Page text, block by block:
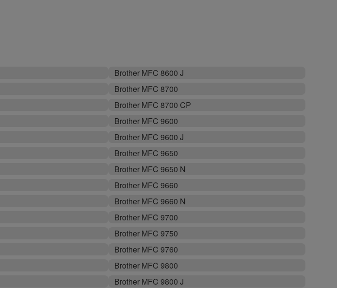
Brother MFC 8600 J
Brother MFC 8700
Brother MFC 8700 CP
Brother MFC 9600
Brother MFC 9600 J
Brother MFC 9650
Brother MFC 9650 N
Brother MFC 9660
Brother MFC 9660 N
Brother MFC 9700
Brother MFC 9750
Brother MFC 9760
Brother MFC 9800
Brother MFC 9800 J